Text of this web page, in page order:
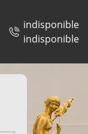
indisponible
indisponible